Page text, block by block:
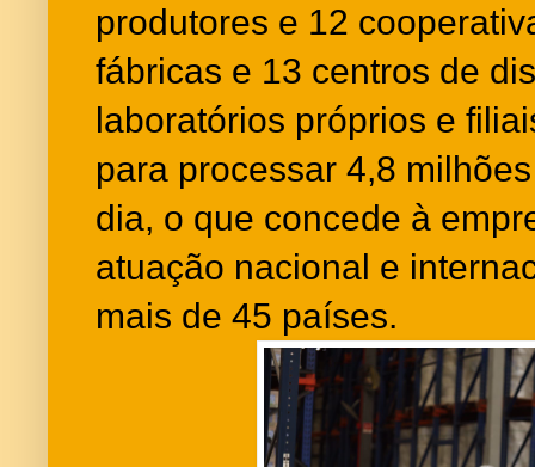
produtores e 12
fábricas e 13 centros de
laboratórios próprios e
para processar 4,8
dia, o que concede à
atuação nacional e
mais de 45 países.